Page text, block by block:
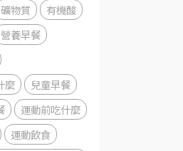
礦物質
有機酸
營養早餐
麼
兒童早餐
運動前吃什麼
運動飲食